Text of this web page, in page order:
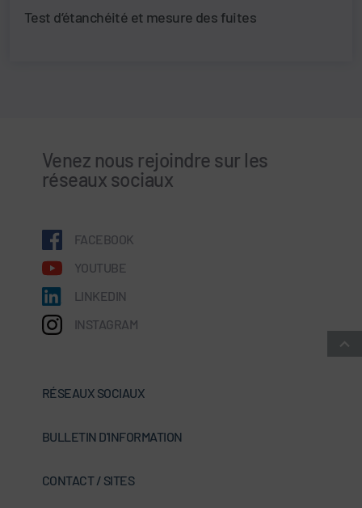
Test d’étanchéité et mesure des fuites
Venez nous rejoindre sur les
réseaux sociaux
FACEBOOK
YOUTUBE
LINKEDIN
INSTAGRAM
RÉSEAUX SOCIAUX
BULLETIN D'INFORMATION
CONTACT / SITES